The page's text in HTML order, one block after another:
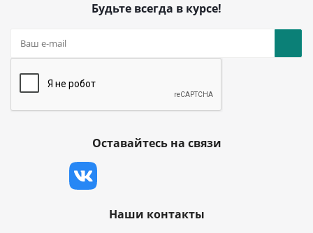
Будьте всегда в курсе!
Оставайтесь на связи
Наши контакты